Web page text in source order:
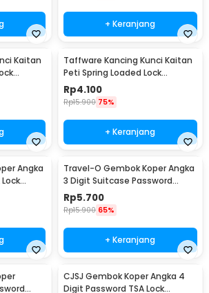
+ Keranjang
Kaitan
Taffware Kancing Kunci Kaitan
Peti Spring Loaded Lock
Stainless Steel M - J108
Rp4.100
Rp15.900 75%
+ Keranjang
Angka
530
Travel-O Gembok Koper Angka
3 Digit Suitcase Password
Safety Lock - NTA-520
Rp5.700
Rp15.900 65%
+ Keranjang
CJSJ Gembok Koper Angka 4
Digit Password TSA Lock